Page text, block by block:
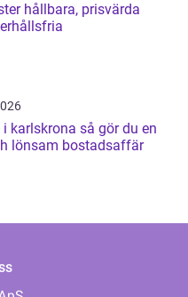
så gör du en
lönsam bostadsaffär